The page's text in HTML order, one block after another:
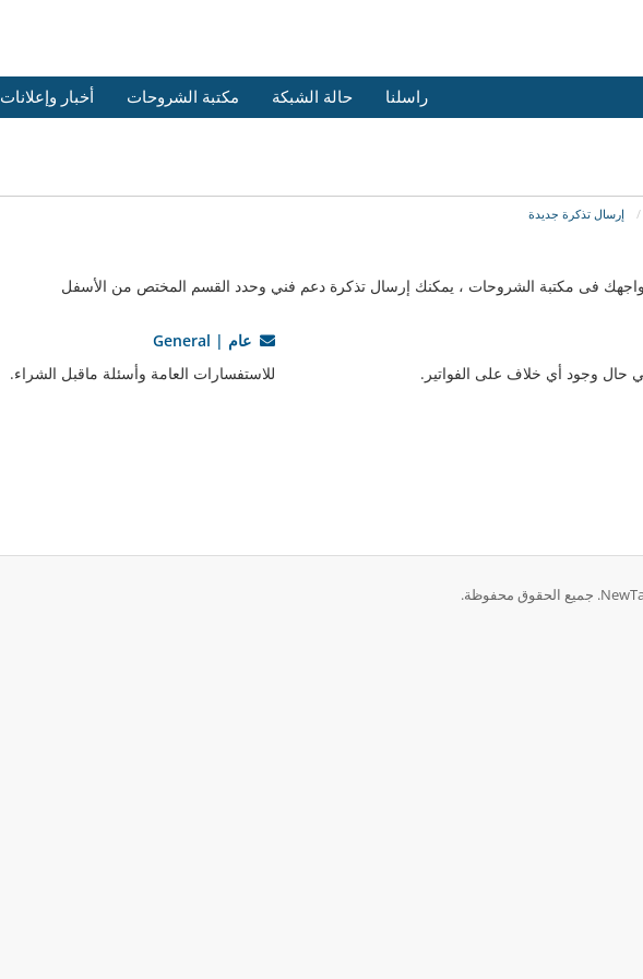
أخبار وإعلانات مكتبة الشروحات حالة الشبكة راسلنا
إرسال تذكرة جديدة
تواجهك فى مكتبة الشروحات ، يمكنك إرسال تذكرة دعم فني وحدد القسم المختص من الأسفل
عام | General
للاستفسارات العامة وأسئلة ماقبل الشراء.
في حال وجود أي خلاف على الفواتير.